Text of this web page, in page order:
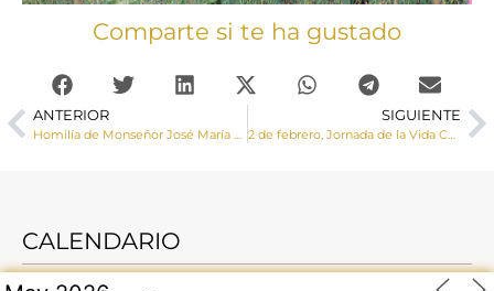
Comparte si te ha gustado
ANTERIOR
Homilía de Monseñor José María Yanguas en la Solemnidad de San Julián, Patrón de Cuenca
SIGUIENTE
2 de febrero, Jornada de la Vida Consagrada: «Aquí estoy, Señor, hágase tu voluntad»
CALENDARIO